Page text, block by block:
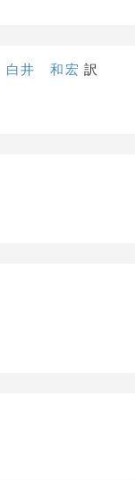
白井 和宏 訳